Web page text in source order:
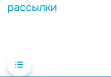
рассылки